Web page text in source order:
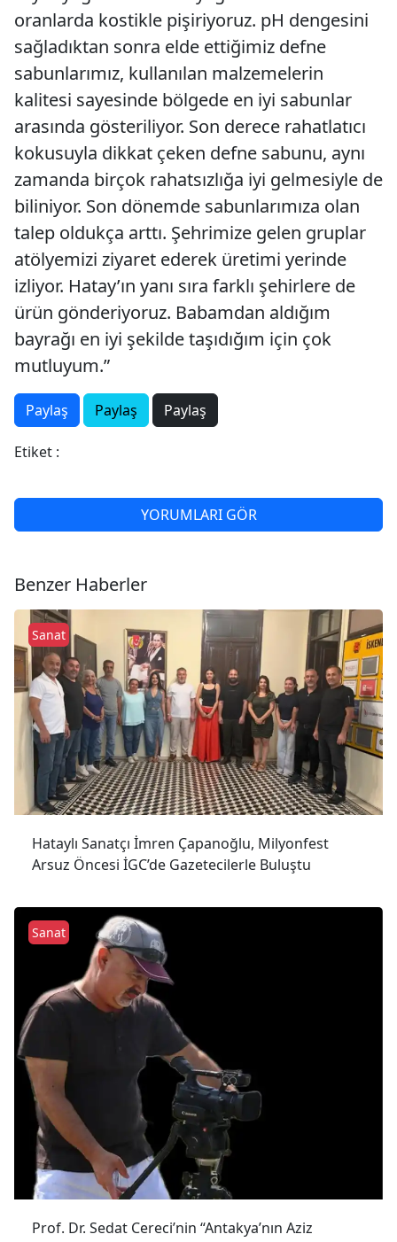
oranlarda kostikle pişiriyoruz. pH dengesini
sağladıktan sonra elde ettiğimiz defne
sabunlarımız, kullanılan malzemelerin
kalitesi sayesinde bölgede en iyi sabunlar
arasında gösteriliyor. Son derece rahatlatıcı
kokusuyla dikkat çeken defne sabunu, aynı
zamanda birçok rahatsızlığa iyi gelmesiyle de
biliniyor. Son dönemde sabunlarımıza olan
talep oldukça arttı. Şehrimize gelen gruplar
atölyemizi ziyaret ederek üretimi yerinde
izliyor. Hatay’ın yanı sıra farklı şehirlere de
ürün gönderiyoruz. Babamdan aldığım
bayrağı en iyi şekilde taşıdığım için çok
mutluyum.”
Paylaş Paylaş Paylaş
Etiket :
YORUMLARI GÖR
Benzer Haberler
Hataylı Sanatçı İmren Çapanoğlu, Milyonfest
Arsuz Öncesi İGC’de Gazetecilerle Buluştu
Sanat
Prof. Dr. Sedat Cereci’nin “Antakya’nın Aziz
Sanat